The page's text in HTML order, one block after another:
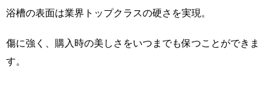
浴槽の表面は業界トップクラスの硬さを実現。
傷に強く、購入時の美しさをいつまでも保つことができま
す。